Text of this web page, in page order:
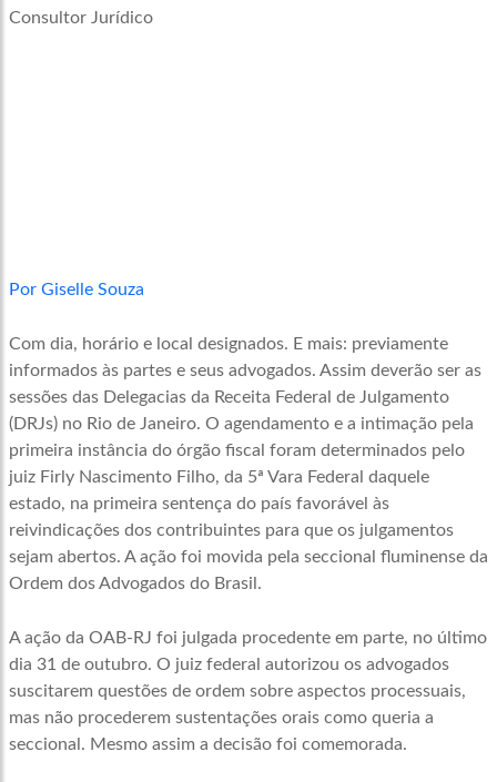
Consultor Jurídico
Por Giselle Souza
Com dia, horário e local designados. E mais: previamente
informados às partes e seus advogados. Assim deverão ser as
sessões das Delegacias da Receita Federal de Julgamento
(DRJs) no Rio de Janeiro. O agendamento e a intimação pela
primeira instância do órgão fiscal foram determinados pelo
juiz Firly Nascimento Filho, da 5ª Vara Federal daquele
estado, na primeira sentença do país favorável às
reivindicações dos contribuintes para que os julgamentos
sejam abertos. A ação foi movida pela seccional fluminense da
Ordem dos Advogados do Brasil.
A ação da OAB-RJ foi julgada procedente em parte, no último
dia 31 de outubro. O juiz federal autorizou os advogados
suscitarem questões de ordem sobre aspectos processuais,
mas não procederem sustentações orais como queria a
seccional. Mesmo assim a decisão foi comemorada.